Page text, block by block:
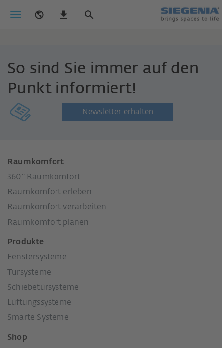
So sind Sie immer auf den
Punkt informiert!
Newsletter erhalten
Raumkomfort
360° Raumkomfort
Raumkomfort erleben
Raumkomfort verarbeiten
Raumkomfort planen
Produkte
Fenstersysteme
Türsysteme
Schiebetürsysteme
Lüftungssysteme
Smarte Systeme
Shop